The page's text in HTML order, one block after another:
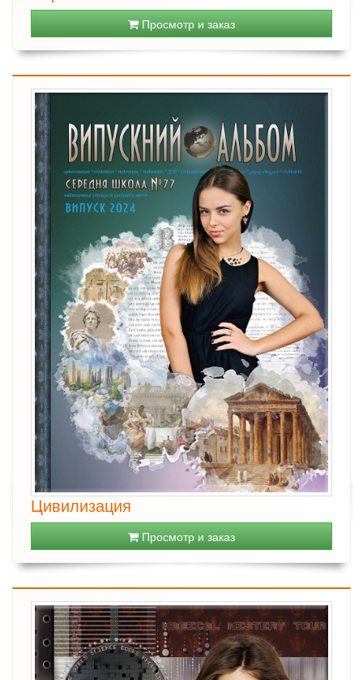
Просмотр и заказ
Цивилизация
Просмотр и заказ